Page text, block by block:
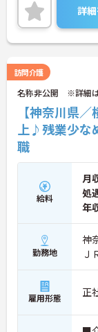
に共有し、笑顔
の業務を通じて
す。
＜手厚い研修と
べます。現場配
研修で丁寧に業
してステップア
ップ研修も定期
ら成長できます。
＜働きながら資
詳
訪問介護
名称非公開 ※詳細
【神奈川県
上♪残業少な
職
給料
月
処
年
勤務地
神
Ｊ
雇用形態 正